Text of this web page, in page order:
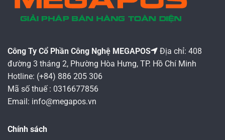
Công Ty Cổ Phần Công Nghệ MEGAPOS
Địa chỉ: 408
đường 3 tháng 2, Phường Hòa Hưng, TP. Hồ Chí Minh
Hotline: (+84) 886 205 306
Mã số thuế : 0316677856
Email: info@megapos.vn
Chính sách